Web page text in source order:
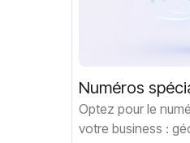
Numéros
Optez pour le
votre business :